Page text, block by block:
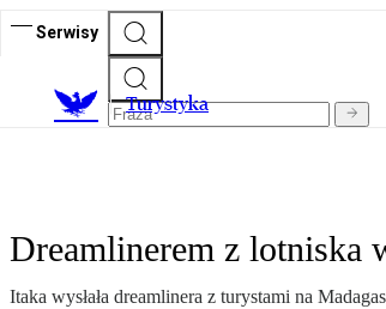
Serwisy
Turystyka
Dreamlinerem z lotniska
Itaka wysłała dreamlinera z turystami na